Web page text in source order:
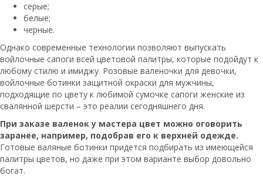
серые;
белые;
черные.
Однако современные технологии позволяют выпускать
войлочные сапоги всей цветовой палитры, которые подойдут к
любому стилю и имиджу. Розовые валеночки для девочки,
войлочные ботинки защитной окраски для мужчины,
подходящие по цвету к любимой сумочке сапоги женские из
свалянной шерсти – это реалии сегодняшнего дня.
При заказе валенок у мастера цвет можно оговорить
заранее, например, подобрав его к верхней одежде.
Готовые валяные ботинки придется подбирать из имеющейся
палитры цветов, но даже при этом варианте выбор довольно
богат.